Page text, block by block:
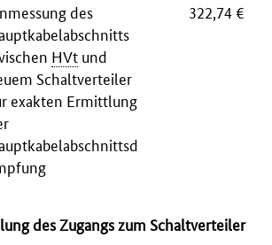
des
HVt und
Schaltverteiler
exakten Ermittlung
322,74 €
des Zugangs zum Schaltverteiler